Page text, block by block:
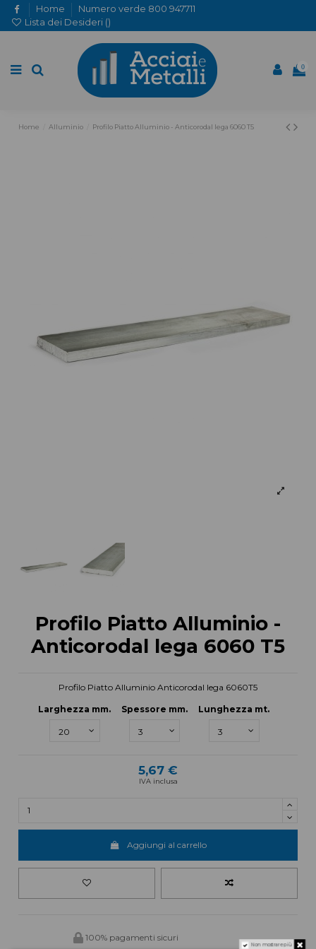
Home
Numero verde 800 947711
Lista dei Desideri ()
0
Home Alluminio Profilo Piatto Alluminio - Anticorodal lega 6060 T5
Profilo Piatto Alluminio -
Anticorodal lega 6060 T5
Profilo Piatto Alluminio Anticorodal lega 6060T5
Larghezza mm. Spessore mm. Lunghezza mt.
5,67 €
IVA inclusa
Aggiungi al carrello
100% pagamenti sicuri
Non mostrare più